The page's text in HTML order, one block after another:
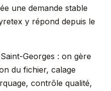
une demande stable
y répond depuis le
Georges : on gère
du fichier, calage
contrôle qualité,